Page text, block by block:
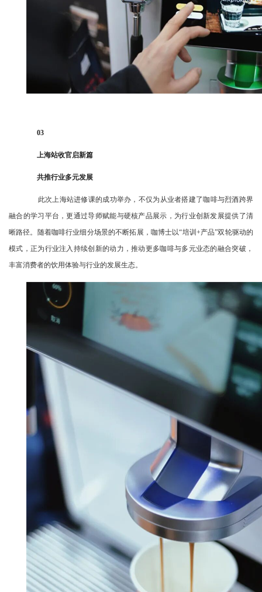
03
上海站收官启新篇
共推行业多元发展
此次上海站进修课的成功举办，不仅为从业者搭建了咖啡与烈酒跨界
融合的学习平台，更通过导师赋能与硬核产品展示，为行业创新发展提供了清
晰路径。随着咖啡行业细分场景的不断拓展，咖博士以“培训+产品”双轮驱动的
模式，正为行业注入持续创新的动力，推动更多咖啡与多元业态的融合突破，
丰富消费者的饮用体验与行业的发展生态。